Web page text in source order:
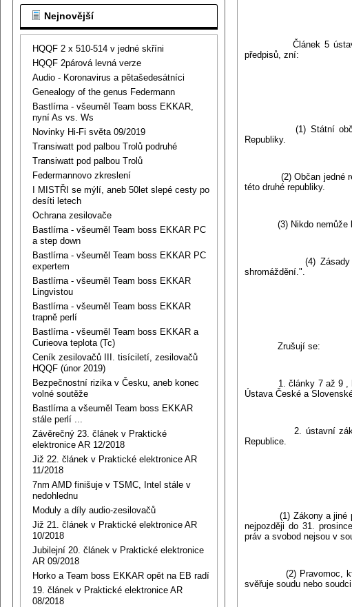
Nejnovější
HQQF 2 x 510-514 v jedné skříni
HQQF 2párová levná verze
Audio - Koronavirus a pětašedesátníci
Genealogy of the genus Federmann
Bastlírna - všeuměl Team boss EKKAR,
nyní As vs. Ws
Novinky Hi-Fi světa 09/2019
Transiwatt pod palbou Trolů podruhé
Transiwatt pod palbou Trolů
Federmannovo zkreslení
I MISTŘI se mýlí, aneb 50let slepé cesty po
desíti letech
Ochrana zesilovače
Bastlírna - všeuměl Team boss EKKAR PC
a step down
Bastlírna - všeuměl Team boss EKKAR PC
expertem
Bastlírna - všeuměl Team boss EKKAR
Lingvistou
Bastlírna - všeuměl Team boss EKKAR
trapně perlí
Bastlírna - všeuměl Team boss EKKAR a
Curieova teplota (Tc)
Ceník zesilovačů III. tisíciletí, zesilovačů
HQQF (únor 2019)
Bezpečnostní rizika v Česku, aneb konec
volné soutěže
Bastlírna a všeuměl Team boss EKKAR
stále perlí ...
Závěrečný 23. článek v Praktické
elektronice AR 12/2018
Již 22. článek v Praktické elektronice AR
11/2018
7nm AMD finišuje v TSMC, Intel stále v
nedohlednu
Moduly a díly audio-zesilovačů
Již 21. článek v Praktické elektronice AR
10/2018
Jubilejní 20. článek v Praktické elektronice
AR 09/2018
Horko a Team boss EKKAR opět na EB radí
19. článek v Praktické elektronice AR
08/2018
Článek 5 ústavního
předpisů, zní:
(1) Státní občan
Republiky.
(2) Občan jedné
této druhé republiky.
(3) Nikdo nemůže být
(4) Zásady
shromáždění.".
Zrušují se:
1. články 7 až 9 ,
Ústava České a
2. ústavní zákon č.
Republice.
(1) Zákony a jiné
nejpozději do 31.
práv a svobod nejsou v
(2) Pravomoc, která
svěřuje soudu nebo